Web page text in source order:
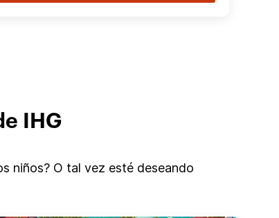
IHG
niños? O tal vez esté deseando